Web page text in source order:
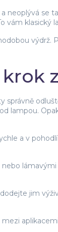
se
vám klasický
lampou.
a v
jim